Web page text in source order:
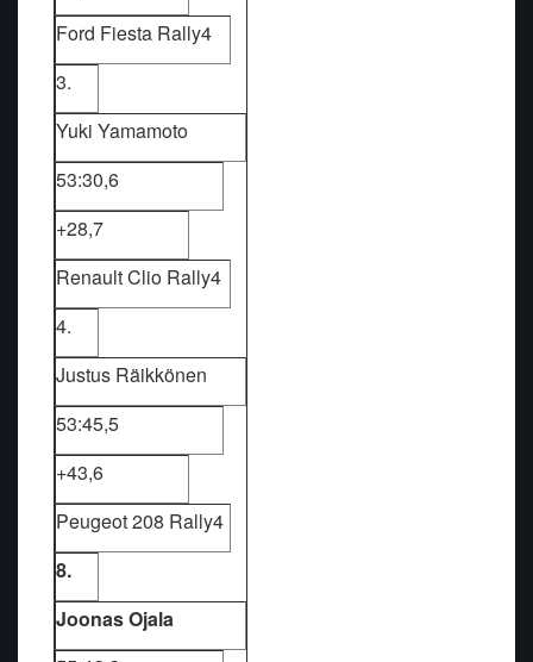
Ford Fiesta Rally4
3.
Yuki Yamamoto
53:30,6
+28,7
Renault Clio Rally4
4.
Justus Räikkönen
53:45,5
+43,6
Peugeot 208 Rally4
8.
Joonas Ojala